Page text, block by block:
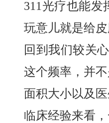
311光疗也能发
玩意儿就是给
回到我们较关
这个频率，并
面积大小以及
临床经验来看